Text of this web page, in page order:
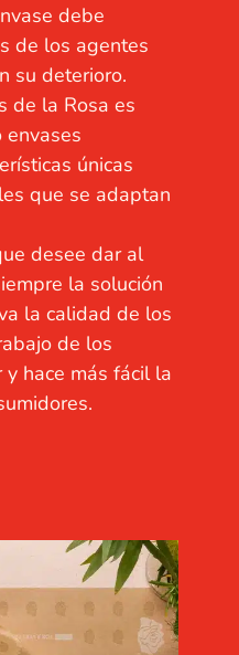
debe
de los agentes
su deterioro.
de la Rosa es
únicas
que se adaptan
desee dar al
la solución
la calidad de los
de los
hace más fácil la